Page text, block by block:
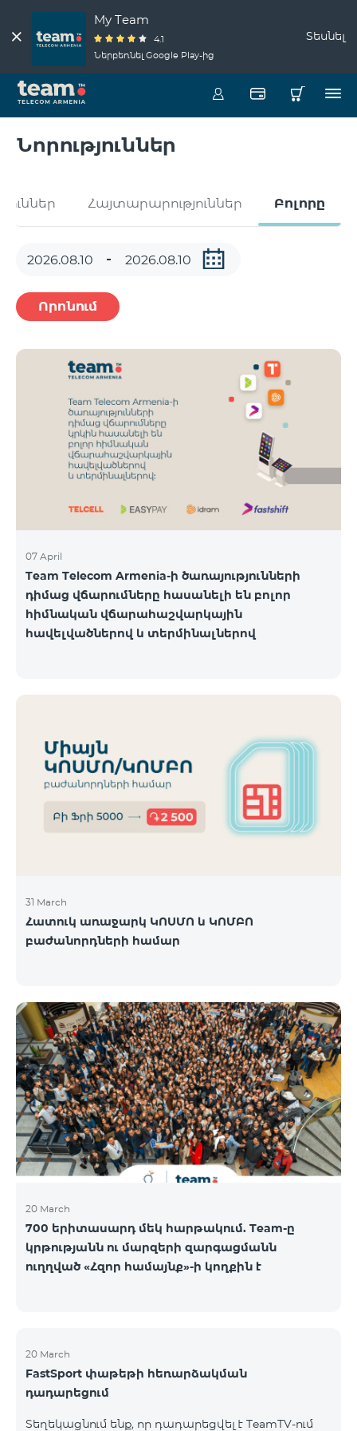
My Team
4.1
Ներբեռնել Google Play-ից
Տեսնել
Նորություններ
Հայտարարություններ Բոլորը
Որոնում
07 April
Team Telecom Armenia-ի ծառայությունների
դիմաց վճարումները հասանելի են բոլոր
հիմնական վճարահաշվարկային
հավելվածներով և տերմինալներով
31 March
Հատուկ առաջարկ ԿՈՍՄՈ և ԿՈՄԲՈ
բաժանորդների համար
20 March
700 երիտասարդ մեկ հարթակում. Team-ը
կրթությանն ու մարզերի զարգացմանն
ուղղված «Հզոր համայնք»-ի կողքին է
20 March
FastSport փաթեթի հեռարձակման
դադարեցում
Տեղեկացնում ենք, որ դադարեցվել է TeamTV-ում